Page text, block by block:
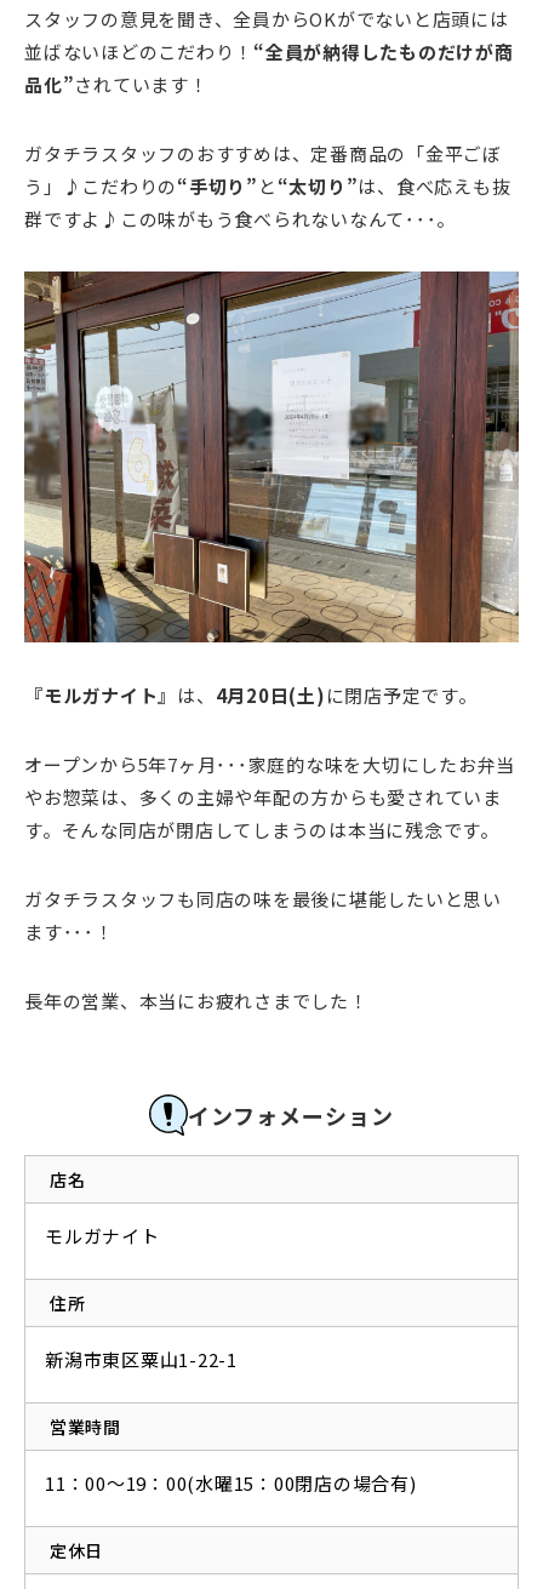
スタッフの意見を聞き、全員からOKがでないと店頭には
並ばないほどのこだわり！ “全員が納得したものだけが商
品化”されています！
ガタチラスタッフのおすすめは、定番商品の「金平ごぼ
う」♪こだわりの“手切り” と“太切り”は、食べ応えも抜
群ですよ♪この味がもう食べられないなんて･･･。
『モルガナイト』 は、 4月20日(土)に閉店予定です。
オープンから5年7ヶ月･･･家庭的な味を大切にしたお弁当
やお惣菜は、多くの主婦や年配の方からも愛されていま
す。そんな同店が閉店してしまうのは本当に残念です。
ガタチラスタッフも同店の味を最後に堪能したいと思い
ます･･･！
長年の営業、本当にお疲れさまでした！
インフォメーション
店名
モルガナイト
住所
新潟市東区粟山1-22-1
営業時間
11：00〜19：00(水曜15：00閉店の場合有)
定休日